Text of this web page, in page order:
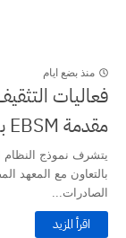
منذ بضع ايام
فعاليات
مقدمة EBSM بالتعاون مع بنك مصر
بالتعاون مع المعهد
الصادرات...
اقرأ المزيد